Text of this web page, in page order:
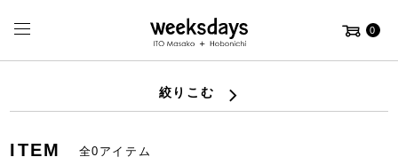
0
絞りこむ
ITEM 全0アイテム